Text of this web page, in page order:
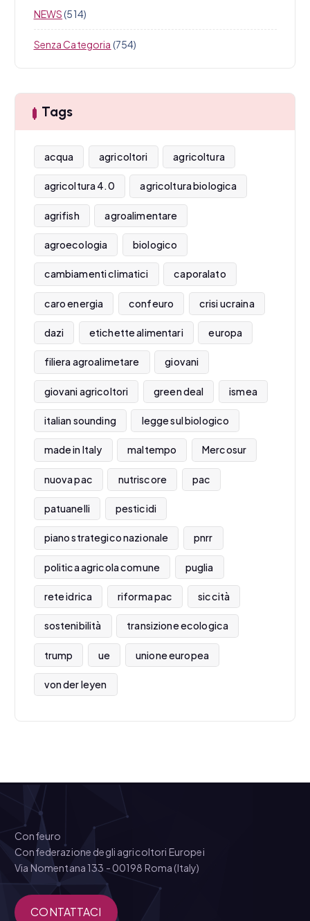
NEWS(514)
Senza Categoria (754)
Tags
acqua agricoltori agricoltura
agricoltura 4.0 agricoltura biologica
agrifish agroalimentare
agroecologia biologico
cambiamenti climatici caporalato
caro energia confeuro crisi ucraina
dazi etichette alimentari europa
filiera agroalimetare giovani
giovani agricoltori green deal ismea
italian sounding legge sul biologico
made in Italy maltempo Mercosur
nuova pac nutriscore pac
patuanelli pesticidi
piano strategico nazionale pnrr
politica agricola comune puglia
rete idrica riforma pac siccità
sostenibilità transizione ecologica
trump ue unione europea
von der leyen
Confeuro
Confederazione degli agricoltori Europei
Via Nomentana 133 - 00198 Roma (Italy)
CONTATTACI